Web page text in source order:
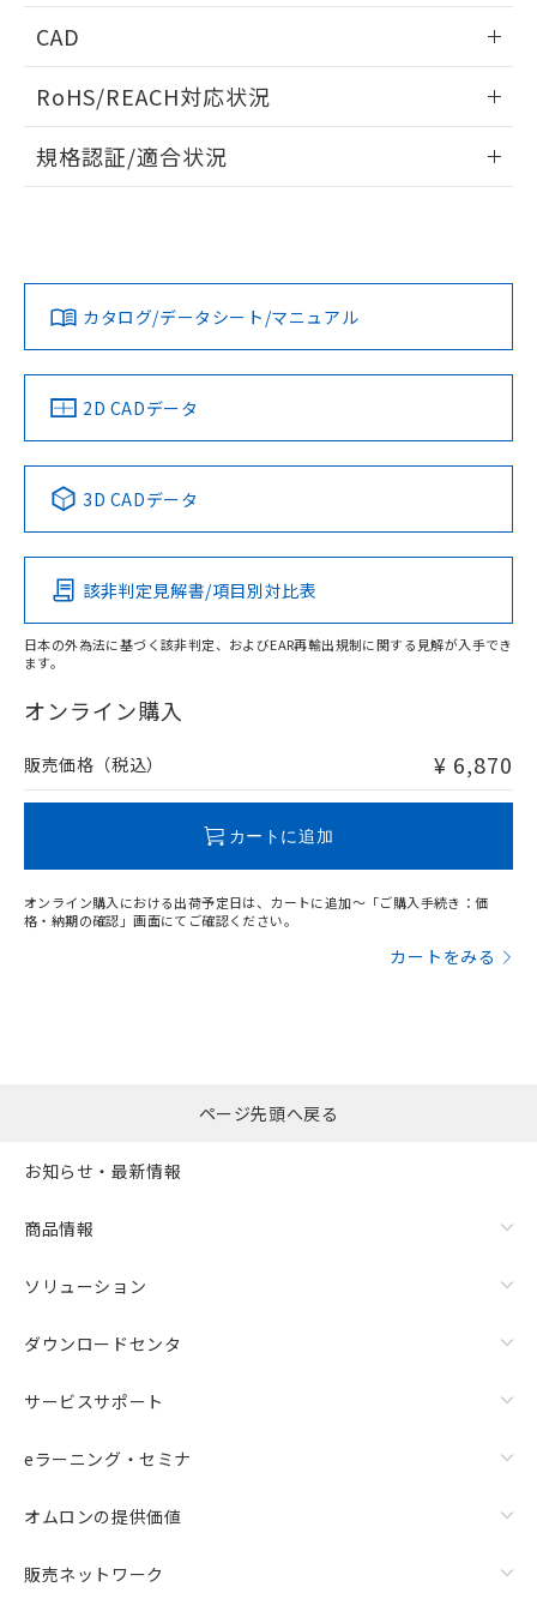
内部接続図
動作チャート
CAD
ドすることができます。
ログイン/会員登録
ダウンロードデータをご利用いただく前に、以下を必ずお読
みください。
ソフトウェアの使用条件
RoHS/REACH対応状況
EU RoHS 注意事項・凡例
対応済み
中国 RoHS 注意事項・凡例
Pb Hg Cd Cr(VI)
O
在庫等で未対応品が混在する可能性があります。
問い合わせください。
規格認証/適合状況
LR型式承認
（イギリス
船舶規格）
DNV型式承認
（ノルウェー
BV型式承認
（フランス
KR型式
（韓国
Yes No No No
この製品の規格認証/適合状況ページへ
その他の認証はこちらのページからご検索ください
カタログ/データシート/マニュアル
2D CADデータ
3D CADデータ
該非判定見解書/項目別対比表
日本の外為法に基づく該非判定、およびEAR再輸出規制に関する見解が入手でき
ます。
オンライン購入
販売価格（税込） ¥ 6,870
カートに追加
オンライン購入における出荷予定日は、カートに追加～「ご購入手続き：価
格・納期の確認」画面にてご確認ください。
カートをみる
ものではありません。
物質の対応では、対応完了までの期間は出
荷製品に未対応品が混在することから備考
欄に対応日を記載しておりました。
していることから、特段のことがない限
り、2022年1月12日より割愛しておりま
ページ先頭へ戻る
お知らせ・最新情報
商品情報
ソリューション
ダウンロードセンタ
サービスサポート
eラーニング・セミナ
オムロンの提供価値
販売ネットワーク